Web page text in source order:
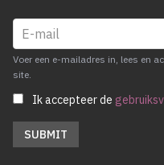
Voer een e-mailadres in, lees en
site.
Ik accepteer de